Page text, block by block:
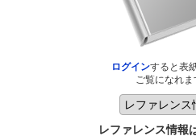
ログインすると表
ご覧になれま
レファレンス情報